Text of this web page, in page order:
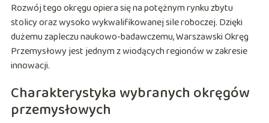
Rozwój tego okręgu opiera się na potężnym rynku zbytu
stolicy oraz wysoko wykwalifikowanej sile roboczej. Dzięki
dużemu zapleczu naukowo-badawczemu, Warszawski Okręg
Przemysłowy jest jednym z wiodących regionów w zakresie
innowacji.
Charakterystyka wybranych okręgów
przemysłowych